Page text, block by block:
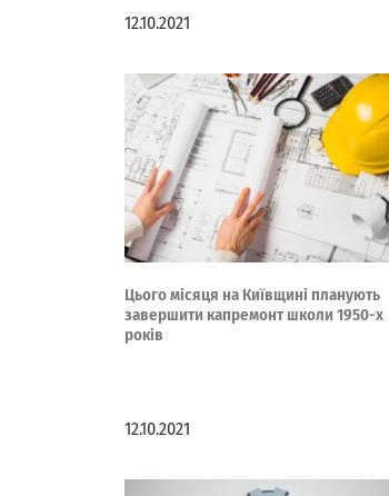
12.10.2021
Цього місяця на Київщині планують
завершити капремонт школи 1950-х
років
12.10.2021